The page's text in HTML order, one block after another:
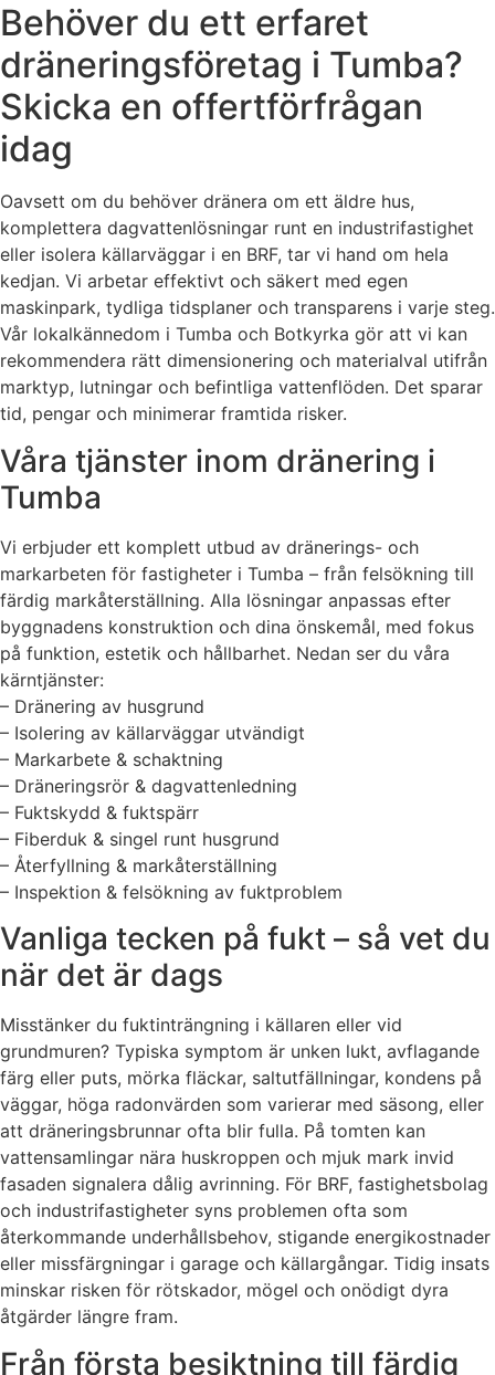
Behöver du ett erfaret
dräneringsföretag i Tumba?
Skicka en offertförfrågan
idag
Oavsett om du behöver dränera om ett äldre hus,
komplettera dagvattenlösningar runt en industrifastighet
eller isolera källarväggar i en BRF, tar vi hand om hela
kedjan. Vi arbetar effektivt och säkert med egen
maskinpark, tydliga tidsplaner och transparens i varje steg.
Vår lokalkännedom i Tumba och Botkyrka gör att vi kan
rekommendera rätt dimensionering och materialval utifrån
marktyp, lutningar och befintliga vattenflöden. Det sparar
tid, pengar och minimerar framtida risker.
Våra tjänster inom dränering i
Tumba
Vi erbjuder ett komplett utbud av dränerings- och
markarbeten för fastigheter i Tumba – från felsökning till
färdig markåterställning. Alla lösningar anpassas efter
byggnadens konstruktion och dina önskemål, med fokus
på funktion, estetik och hållbarhet. Nedan ser du våra
kärntjänster:
– Dränering av husgrund
– Isolering av källarväggar utvändigt
– Markarbete & schaktning
– Dräneringsrör & dagvattenledning
– Fuktskydd & fuktspärr
– Fiberduk & singel runt husgrund
– Återfyllning & markåterställning
– Inspektion & felsökning av fuktproblem
Vanliga tecken på fukt – så vet du
när det är dags
Misstänker du fuktinträngning i källaren eller vid
grundmuren? Typiska symptom är unken lukt, avflagande
färg eller puts, mörka fläckar, saltutfällningar, kondens på
väggar, höga radonvärden som varierar med säsong, eller
att dräneringsbrunnar ofta blir fulla. På tomten kan
vattensamlingar nära huskroppen och mjuk mark invid
fasaden signalera dålig avrinning. För BRF, fastighetsbolag
och industrifastigheter syns problemen ofta som
återkommande underhållsbehov, stigande energikostnader
eller missfärgningar i garage och källargångar. Tidig insats
minskar risken för rötskador, mögel och onödigt dyra
åtgärder längre fram.
Från första besiktning till färdig